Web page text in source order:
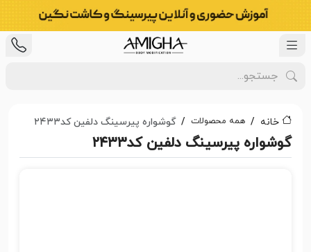
خانه همه محصولات گوشواره پیرسینگ دلفین کد۲۴۳۳
گوشواره پیرسینگ دلفین کد۲۴۳۳